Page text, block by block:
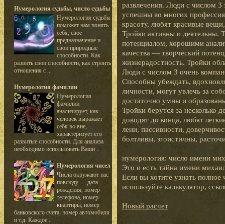
Нумерология судьбы, число судьбы
Нумерология судьбы
поможет нам понять
себя, свое
предназначение и
свои природные
способности. Как
развить свои способности, как строить
отношения с ..
Нумерология фамилии
Нумерология
фамилии
анализирует, как
человек выражает
себя во вне,
характеризует его
развитые способности. Для анализа
необходимо использовать Ваши ..
Нумерология чисел
Числа окружают нас
повсюду — дата
рождения, номер
телефона, номер
квартиры, номер
банковского счета, номер автомобиля
и т.д. Каждое ..
развлечения. Люди с числом
успешны во многих
красоту, любят красивые
Тройки активны и деятельны.
потенциалом, хорошими
качества — творческий
жизнерадостность. Тройки
Люди с числом 3 очень
Способны убеждать,
личности, могут увлечь за
достаточно умны и
Тройки берутся за несколько
доводят до конца, любят
лени, пассивности,
болтливы, эгоистичны,
нумерология: число имени
Это и есть тайна имени
Если вы хотите узнать
используйте калькулятор,
Новый расчет